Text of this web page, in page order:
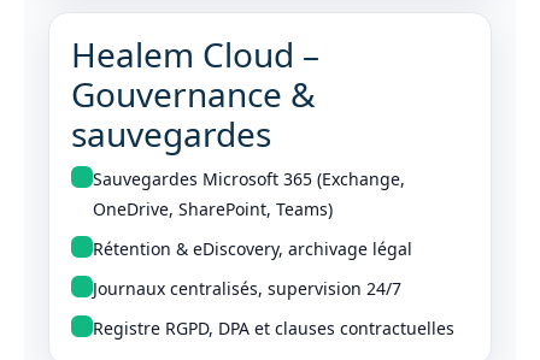
Healem Cloud –
Gouvernance &
sauvegardes
Sauvegardes Microsoft 365 (Exchange,
OneDrive, SharePoint, Teams)
Rétention & eDiscovery, archivage légal
Journaux centralisés, supervision 24/7
Registre RGPD, DPA et clauses contractuelles